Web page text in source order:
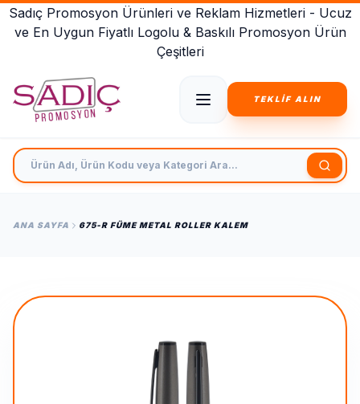
Sadıç Promosyon Ürünleri ve Reklam Hizmetleri - Ucuz
ve En Uygun Fiyatlı Logolu & Baskılı Promosyon Ürün
Çeşitleri
TEKLİF ALIN
Ürün Adı, Ürün Kodu veya Kategori Ara
ANA SAYFA 675-R FÜME METAL ROLLER KALEM